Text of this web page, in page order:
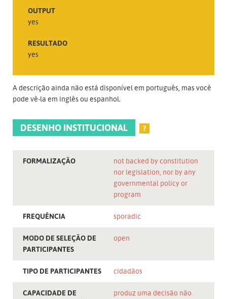
OUTPUT
yes
RESULTADO
yes
A descrição ainda não está disponível em português, mas você
pode vê-la em inglês ou espanhol.
DESENHO INSTITUCIONAL ?
FORMALIZAÇÃO
not backed by constitution
nor legislation, nor by any
governmental policy or
program
FREQUÊNCIA sporadic
MODO DE SELEÇÃO DE
PARTICIPANTES
open
TIPO DE PARTICIPANTES cidadãos
CAPACIDADE DE
produz uma decisão não